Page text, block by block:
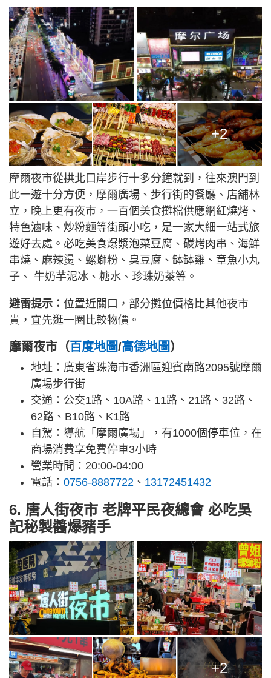
+2
摩爾夜市從拱北口岸步行十多分鐘就到，往來澳門到
此一遊十分方便，摩爾廣場、步行街的餐廳、店舖林
立，晚上更有夜市，一百個美食攤檔供應網紅燒烤、
特色滷味、炒粉麵等街頭小吃，是一家大細一站式旅
遊好去處。必吃美食爆漿泡菜豆腐、碳烤肉串、海鮮
串燒、麻辣燙、螺螄粉、臭豆腐、缽缽雞、章魚小丸
子、 牛奶芋泥冰、糖水、珍珠奶茶等。
避雷提示： 位置近關口，部分攤位價格比其他夜市
貴，宜先逛一圈比較物價。
摩爾夜市（百度地圖/高德地圖 ）
地址：廣東省珠海市香洲區迎賓南路2095號摩爾
廣場步行街
交通：公交1路、10A路、11路、21路、32路、
62路、B10路、K1路
自駕：導航「摩爾廣場」，有1000個停車位，在
商場消費享免費停車3小時
營業時間：20:00-04:00
電話： 0756-8887722 、 13172451432
6. 唐人街夜市 老牌平民夜總會 必吃吳
記秘製醬爆豬手
+2